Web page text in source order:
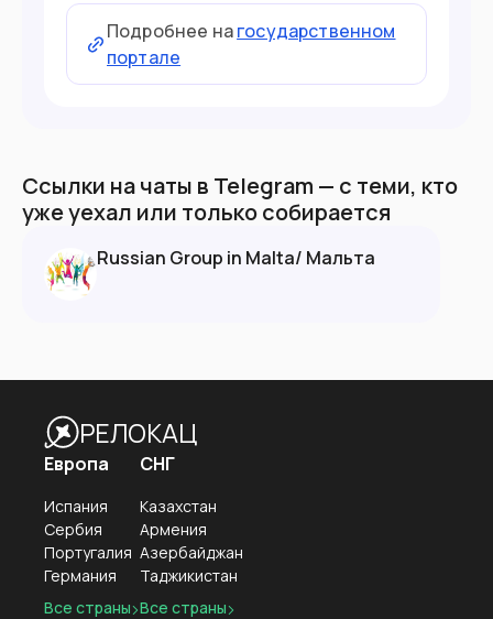
Подробнее нагосударственном
портале
Ссылки на чаты в Telegram — с теми, кто
уже уехал или только собирается
Russian Group in Malta/ Мальта
РЕЛОКАЦ
Европа
Испания
Сербия
Португалия
Германия
Все страны
СНГ
Казахстан
Армения
Азербайджан
Таджикистан
Все страны